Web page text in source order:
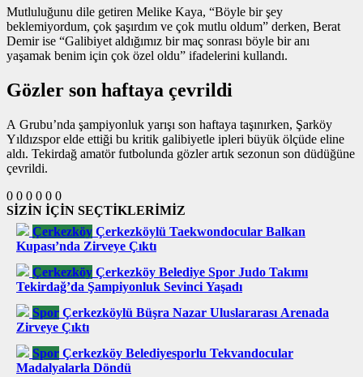
Mutluluğunu dile getiren Melike Kaya, “Böyle bir şey
beklemiyordum, çok şaşırdım ve çok mutlu oldum” derken, Berat
Demir ise “Galibiyet aldığımız bir maç sonrası böyle bir anı
yaşamak benim için çok özel oldu” ifadelerini kullandı.
Gözler son haftaya çevrildi
A Grubu’nda şampiyonluk yarışı son haftaya taşınırken, Şarköy
Yıldızspor elde ettiği bu kritik galibiyetle ipleri büyük ölçüde eline
aldı. Tekirdağ amatör futbolunda gözler artık sezonun son düdüğüne
çevrildi.
0 0 0 0 0 0
SİZİN İÇİN SEÇTİKLERİMİZ
Çerkezköy Çerkezköylü Taekwondocular Balkan
Kupası’nda Zirveye Çıktı
Çerkezköy Çerkezköy Belediye Spor Judo Takımı
Tekirdağ’da Şampiyonluk Sevinci Yaşadı
Spor Çerkezköylü Büşra Nazar Uluslararası Arenada
Zirveye Çıktı
Spor Çerkezköy Belediyesporlu Tekvandocular
Madalyalarla Döndü